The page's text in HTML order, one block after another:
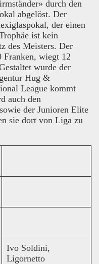
durch den
abgelöst. Der
der einen
ist kein
des Meisters. Der
Franken, wiegt 12
wurde der
Hug &
League kommt
auch den
der Junioren Elite
sie dort von Liga zu
Ivo Soldini,
Ligornetto